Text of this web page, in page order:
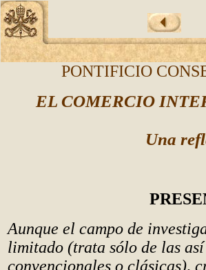
PONTIFICIO
EL COMERCIO
Una
Aunque el campo de
limitado (trata sólo de las
convencionales o clásicas),